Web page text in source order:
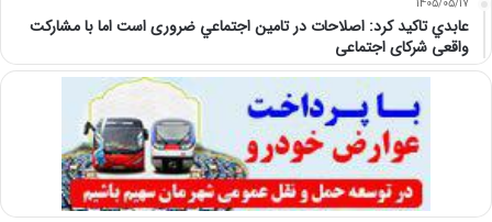
1405/05/17
عابدي تاكيد كرد: اصلاحات در تامين اجتماعي ضروری است اما با مشارکت
واقعی شرکای اجتماعی